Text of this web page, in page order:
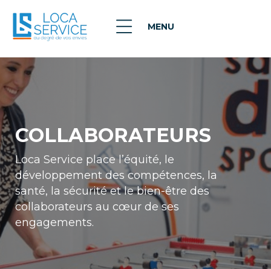
MENU
COLLABORATEURS
Loca Service place l’équité, le
développement des compétences, la
santé, la sécurité et le bien-être des
collaborateurs au cœur de ses
engagements.